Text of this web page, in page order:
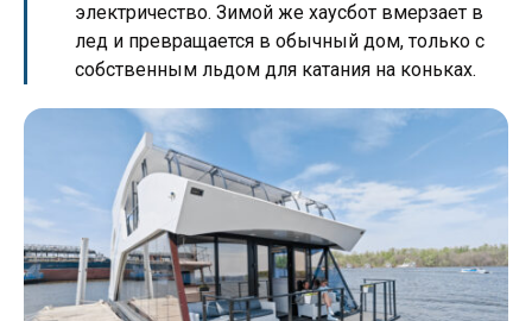
электричество. Зимой же хаусбот вмерзает в
лед и превращается в обычный дом, только с
собственным льдом для катания на коньках.